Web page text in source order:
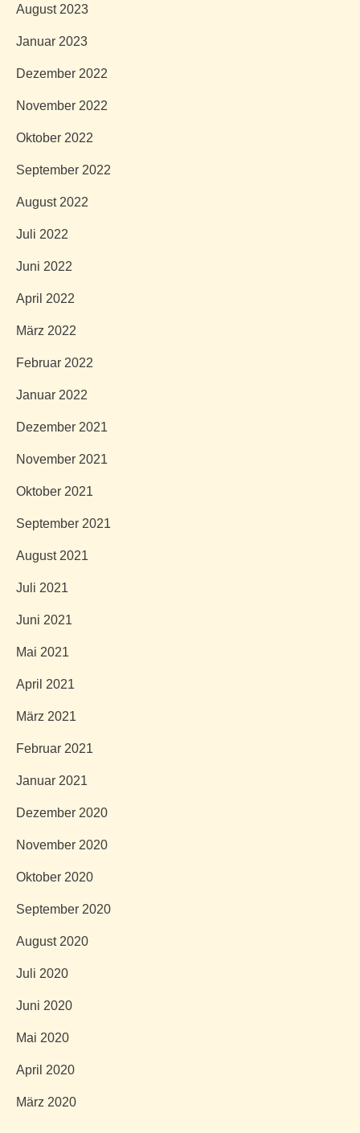
August 2023
Januar 2023
Dezember 2022
November 2022
Oktober 2022
September 2022
August 2022
Juli 2022
Juni 2022
April 2022
März 2022
Februar 2022
Januar 2022
Dezember 2021
November 2021
Oktober 2021
September 2021
August 2021
Juli 2021
Juni 2021
Mai 2021
April 2021
März 2021
Februar 2021
Januar 2021
Dezember 2020
November 2020
Oktober 2020
September 2020
August 2020
Juli 2020
Juni 2020
Mai 2020
April 2020
März 2020